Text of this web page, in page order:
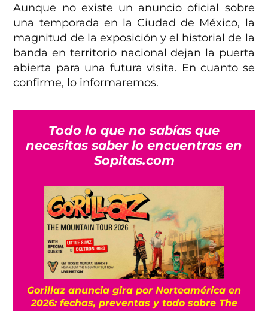
Aunque no existe un anuncio oficial sobre
una temporada en la Ciudad de México, la
magnitud de la exposición y el historial de la
banda en territorio nacional dejan la puerta
abierta para una futura visita. En cuanto se
confirme, lo informaremos.
Todo lo que no sabías que
necesitas saber lo encuentras en
Sopitas.com
Gorillaz anuncia gira por Norteamérica en
2026: fechas, preventas y todo sobre The